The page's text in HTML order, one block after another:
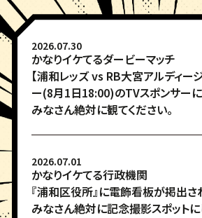
2026.07.30
かなりイケてるダービーマッチ
【浦和レッズ vs RB大宮アルディー
ー(8月1日18:00)のTVスポンサーに
みなさん絶対に観てください。
2026.07.01
かなりイケてる行政機関
『浦和区役所』に電飾看板が掲出さ
みなさん絶対に記念撮影スポットに